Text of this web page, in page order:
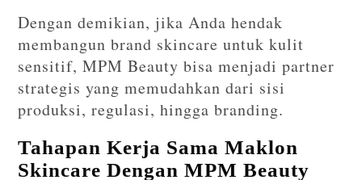
Dengan demikian, jika Anda hendak
membangun brand skincare untuk kulit
sensitif, MPM Beauty bisa menjadi partner
strategis yang memudahkan dari sisi
produksi, regulasi, hingga branding.
Tahapan Kerja Sama Maklon
Skincare Dengan MPM Beauty